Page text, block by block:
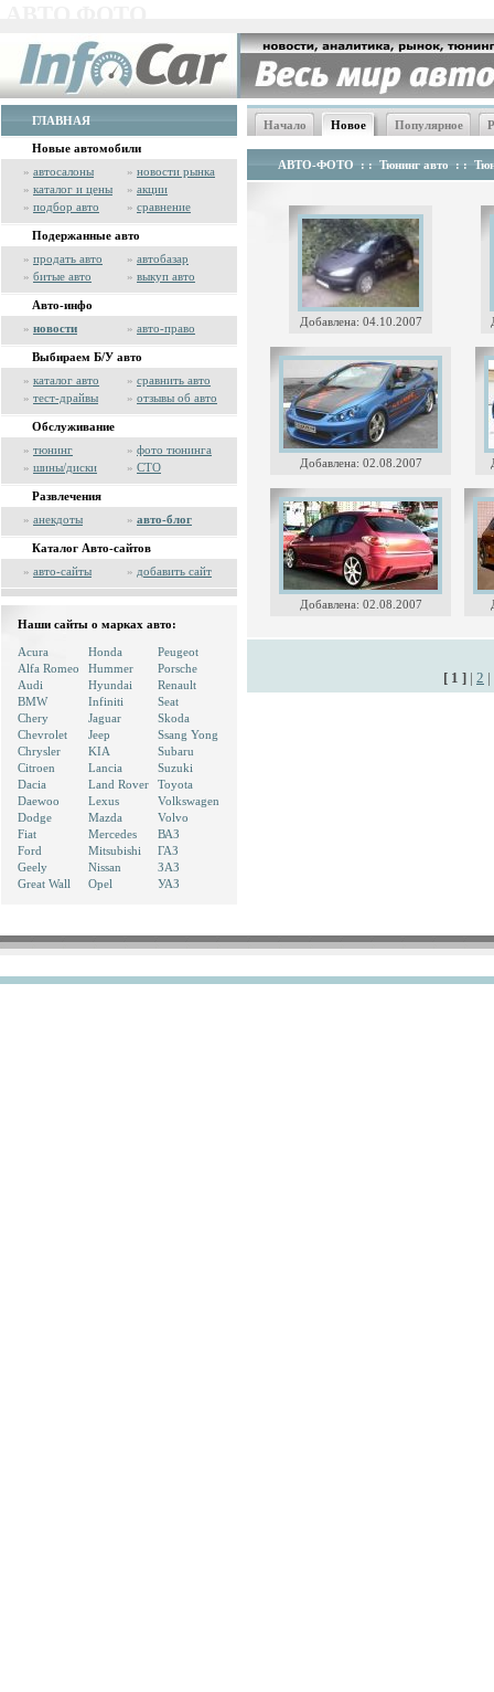
ГЛАВНАЯ
Новые автомобили
» автосалоны » новости рынка
» каталог и цены » акции
» подбор авто » сравнение
Подержанные авто
» продать авто » автобазар
» битые авто » выкуп авто
Авто-инфо
» новости » авто-право
Выбираем Б/У авто
» каталог авто » сравнить авто
» тест-драйвы » отзывы об авто
Обслуживание
» тюнинг » фото тюнинга
» шины/диски » СТО
Развлечения
» анекдоты » авто-блог
Каталог Авто-сайтов
» авто-сайты » добавить сайт
Наши сайты о марках авто:
Acura
Alfa Romeo
Audi
BMW
Chery
Chevrolet
Chrysler
Citroen
Dacia
Daewoo
Dodge
Fiat
Ford
Geely
Great Wall
Honda
Hummer
Hyundai
Infiniti
Jaguar
Jeep
KIA
Lancia
Land Rover
Lexus
Mazda
Mercedes
Mitsubishi
Nissan
Opel
Peugeot
Porsche
Renault
Seat
Skoda
Ssang Yong
Subaru
Suzuki
Toyota
Volkswagen
Volvo
ВАЗ
ГАЗ
ЗАЗ
УАЗ
Начало Новое Популярное
АВТО-ФОТО : : Тюнинг авто : :
Добавлена: 04.10.2007
Добавлена: 02.08.2007
Добавлена: 02.08.2007
[ 1 ] | 2 |